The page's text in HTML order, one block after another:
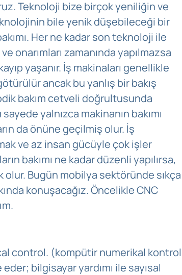
Teknoloji bize birçok yeniliğin ve
bile yenik düşebileceği bir
Her ne kadar son teknoloji ile
onarımları zamanında yapılmazsa
yaşanır. İş makinaları genellikle
ancak bu yanlış bir bakış
bakım cetveli doğrultusunda
yalnızca makinanın bakımı
da önüne geçilmiş olur. İş
ve az insan gücüyle çok işler
bakımı ne kadar düzenli yapılırsa,
olur. Bugün mobilya sektöründe sıkça
konuşacağız. Öncelikle CNC
control. (kompütir numerikal kontrol
bilgisayar yardımı ile sayısal